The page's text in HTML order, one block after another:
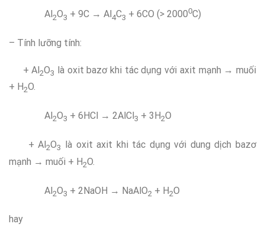
Al 2O3 + 9C → Al 4C3 + 6CO (> 20000C)
– Tính lưỡng tính:
+ Al2O3
là oxit bazơ khi tác dụng với axit mạnh → muối
+ H2O.
Al 2O3 + 6HCl → 2AlCl 3 + 3H2O
+ Al2O3
là oxit axit khi tác dụng với dung dịch bazơ
mạnh → muối + H2O.
Al2O3 + 2NaOH → NaAlO2 + H2O
hay